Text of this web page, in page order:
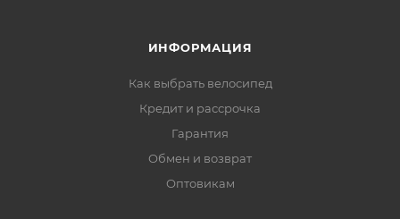
ИНФОРМАЦИЯ
Как выбрать велосипед
Кредит и рассрочка
Гарантия
Обмен и возврат
Оптовикам